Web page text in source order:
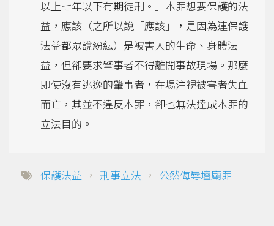
以上七年以下有期徒刑。」本罪想要保護的法
益，應該（之所以說「應該」，是因為連保護
法益都眾說紛紜）是被害人的生命、身體法
益，但卻要求肇事者不得離開事故現場。那麼
即使沒有逃逸的肇事者，在場注視被害者失血
而亡，其並不違反本罪，卻也無法達成本罪的
立法目的。
保護法益 ， 刑事立法 ， 公然侮辱壇廟罪